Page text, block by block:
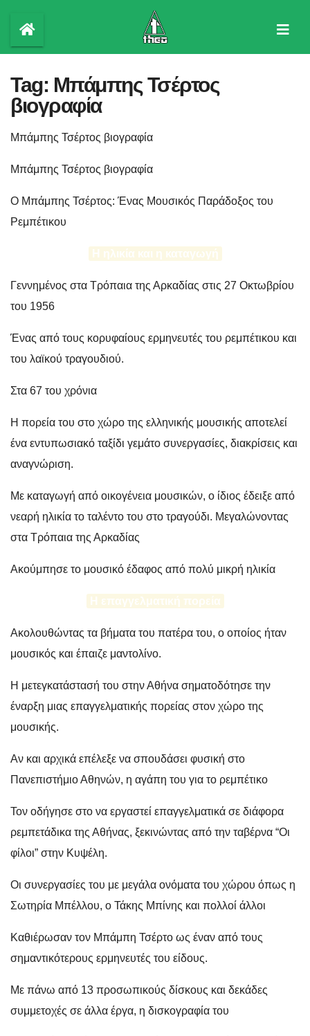
content
Tag: Μπάμπης Τσέρτος
βιογραφία
Μπάμπης Τσέρτος βιογραφία
Μπάμπης Τσέρτος βιογραφία
Ο Μπάμπης Τσέρτος: Ένας Μουσικός Παράδοξος του
Ρεμπέτικου
Η ηλικία και η καταγωγή
Γεννημένος στα Τρόπαια της Αρκαδίας στις 27 Οκτωβρίου
του 1956
Ένας από τους κορυφαίους ερμηνευτές του ρεμπέτικου και
του λαϊκού τραγουδιού.
Στα 67 του χρόνια
Η πορεία του στο χώρο της ελληνικής μουσικής αποτελεί
ένα εντυπωσιακό ταξίδι γεμάτο συνεργασίες, διακρίσεις και
αναγνώριση.
Με καταγωγή από οικογένεια μουσικών, ο ίδιος έδειξε από
νεαρή ηλικία το ταλέντο του στο τραγούδι. Μεγαλώνοντας
στα Τρόπαια της Αρκαδίας
Ακούμπησε το μουσικό έδαφος από πολύ μικρή ηλικία
Η επαγγελματική πορεία
Ακολουθώντας τα βήματα του πατέρα του, ο οποίος ήταν
μουσικός και έπαιζε μαντολίνο.
Η μετεγκατάστασή του στην Αθήνα σηματοδότησε την
έναρξη μιας επαγγελματικής πορείας στον χώρο της
μουσικής.
Αν και αρχικά επέλεξε να σπουδάσει φυσική στο
Πανεπιστήμιο Αθηνών, η αγάπη του για το ρεμπέτικο
Τον οδήγησε στο να εργαστεί επαγγελματικά σε διάφορα
ρεμπετάδικα της Αθήνας, ξεκινώντας από την ταβέρνα “Οι
φίλοι” στην Κυψέλη.
Οι συνεργασίες του με μεγάλα ονόματα του χώρου όπως η
Σωτηρία Μπέλλου, ο Τάκης Μπίνης και πολλοί άλλοι
Καθιέρωσαν τον Μπάμπη Τσέρτο ως έναν από τους
σημαντικότερους ερμηνευτές του είδους.
Με πάνω από 13 προσωπικούς δίσκους και δεκάδες
συμμετοχές σε άλλα έργα, η δισκογραφία του